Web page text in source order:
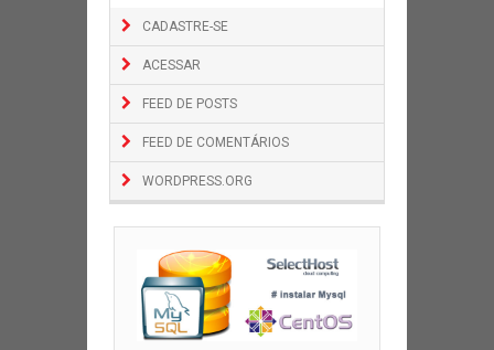
CADASTRE-SE
ACESSAR
FEED DE POSTS
FEED DE COMENTÁRIOS
WORDPRESS.ORG